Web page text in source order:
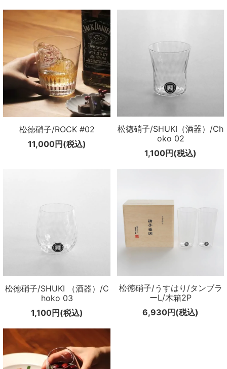
松徳硝子/ROCK #02
11,000円(税込)
松徳硝子/SHUKI（酒器）/Ch
oko 02
1,100円(税込)
松徳硝子/SHUKI （酒器）/C
hoko 03
1,100円(税込)
松徳硝子/うすはり/タンブラ
ーL/木箱2P
6,930円(税込)